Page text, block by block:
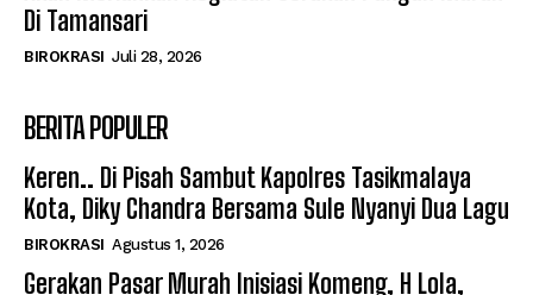
Di Tamansari
BIROKRASI Juli 28, 2026
BERITA POPULER
Keren.. Di Pisah Sambut Kapolres Tasikmalaya
Kota, Diky Chandra Bersama Sule Nyanyi Dua Lagu
BIROKRASI Agustus 1, 2026
Gerakan Pasar Murah Inisiasi Komeng, H Lola,